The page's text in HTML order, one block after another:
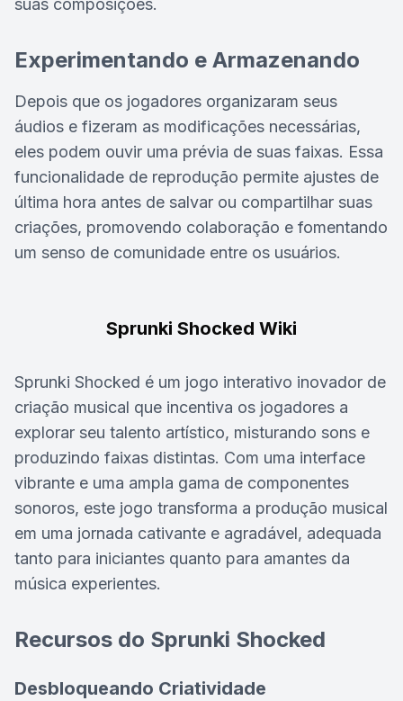
suas composições.
Experimentando e Armazenando
Depois que os jogadores organizaram seus
áudios e fizeram as modificações necessárias,
eles podem ouvir uma prévia de suas faixas. Essa
funcionalidade de reprodução permite ajustes de
última hora antes de salvar ou compartilhar suas
criações, promovendo colaboração e fomentando
um senso de comunidade entre os usuários.
Sprunki Shocked Wiki
Sprunki Shocked é um jogo interativo inovador de
criação musical que incentiva os jogadores a
explorar seu talento artístico, misturando sons e
produzindo faixas distintas. Com uma interface
vibrante e uma ampla gama de componentes
sonoros, este jogo transforma a produção musical
em uma jornada cativante e agradável, adequada
tanto para iniciantes quanto para amantes da
música experientes.
Recursos do Sprunki Shocked
Desbloqueando Criatividade